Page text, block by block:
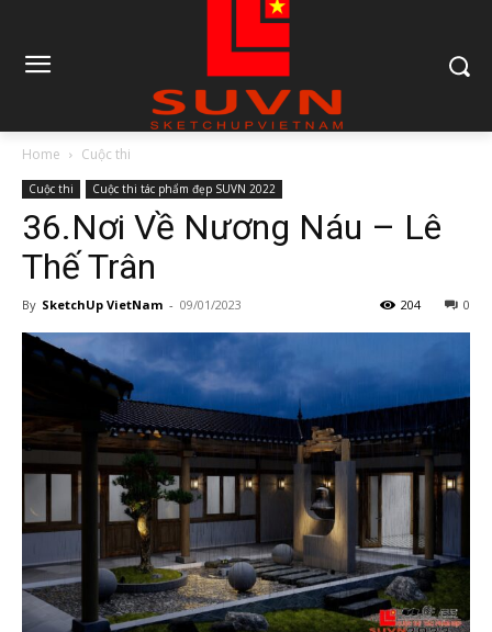
Home Cuộc thi
Cuộc thi Cuộc thi tác phẩm đẹp SUVN 2022
36.Nơi Về Nương Náu – Lê
Thế Trân
By SketchUp VietNam - 09/01/2023 0
204